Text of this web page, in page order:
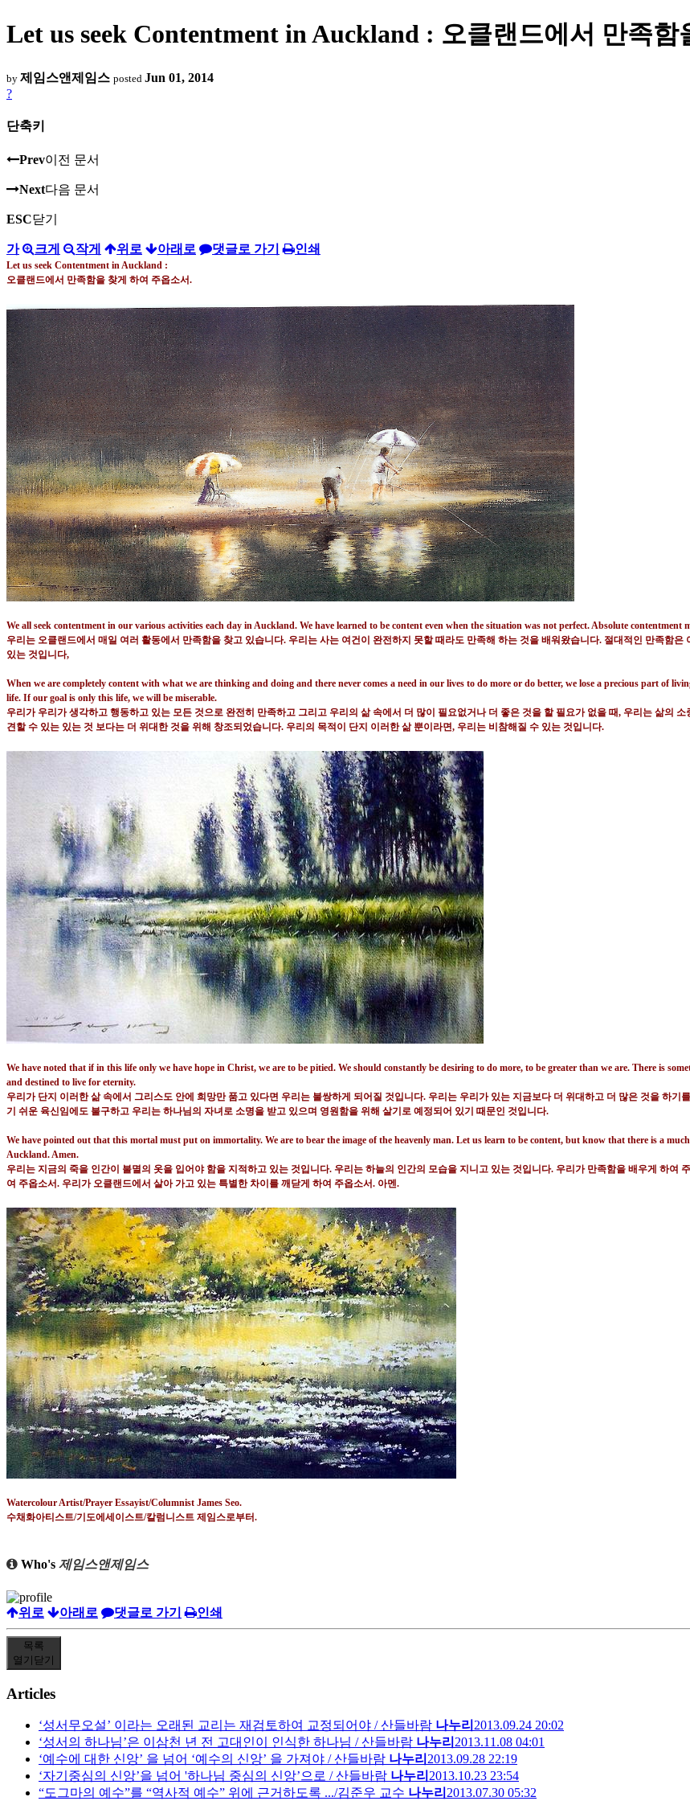
Let us seek Contentment in Auckland : 오클랜드에서 만족
by 제임스앤제임스 posted Jun 01, 2014
?
단축키
Prev이전 문서
Next다음 문서
ESC닫기
가 크게 작게 위로 아래로 댓글로 가기 인쇄
Let us seek Contentment in Auckland :
오클랜드에서 만족함을 찾게 하여 주옵소서.
We all seek contentment in our various activities each day in Auckland. We have learned to be content even when the situation was not perfect. Absolute
우리는 오클랜드에서 매일 여러 활동에서 만족함을 찾고 있습니다. 우리는 사는 여건이 완전하지 못할 때라도 만족해 하는 것을 배워왔습니다. 절대적인 만족함은
있는 것입니다,
When we are completely content with what we are thinking and doing and there never comes a need in our lives to do more or do better, we lose a precious part of
life. If our goal is only this life, we will be miserable.
우리가 우리가 생각하고 행동하고 있는 모든 것으로 완전히 만족하고 그리고 우리의 삶 속에서 더 많이 필요없거나 더 좋은 것을 할 필요가 없을 때, 우리는 삶의 소
견할 수 있는 있는 것 보다는 더 위대한 것을 위해 창조되었습니다. 우리의 목적이 단지 이러한 삶 뿐이라면, 우리는 비참해질 수 있는 것입니다.
We have noted that if in this life only we have hope in Christ, we are to be pitied. We should constantly be desiring to do more, to be greater than we are. There is
and destined to live for eternity.
우리가 단지 이러한 삶 속에서 그리스도 안에 희망만 품고 있다면 우리는 불쌍하게 되어질 것입니다. 우리는 우리가 있는 지금보다 더 위대하고 더 많은 것을 하기
기 쉬운 육신임에도 불구하고 우리는 하나님의 자녀로 소명을 받고 있으며 영원함을 위해 살기로 예정되어 있기 때문인 것입니다.
We have pointed out that this mortal must put on immortality. We are to bear the image of the heavenly man. Let us learn to be content, but know that there is a
Auckland. Amen.
우리는 지금의 죽을 인간이 불멸의 옷을 입어야 함을 지적하고 있는 것입니다. 우리는 하늘의 인간의 모습을 지니고 있는 것입니다. 우리가 만족함을 배우게 하여
여 주옵소서. 우리가 오클랜드에서 살아 가고 있는 특별한 차이를 깨닫게 하여 주옵소서. 아멘.
Watercolour Artist/Prayer Essayist/Columnist James Seo.
수채화아티스트/기도에세이스트/칼럼니스트 제임스로부터.
Who's 제임스앤제임스
위로 아래로 댓글로 가기 인쇄
목록
열기 닫기
Articles
‘성서무오설’ 이라는 오래된 교리는 재검토하여 교정되어야 / 산들바람 나누리 2013.09.24 20:02
‘성서의 하나님’은 이삼천 년 전 고대인이 인식한 하나님 / 산들바람 나누리 2013.11.08 04:01
‘예수에 대한 신앙’ 을 넘어 ‘예수의 신앙’ 을 가져야 / 산들바람 나누리 2013.09.28 22:19
‘자기중심의 신앙’을 넘어 '하나님 중심의 신앙’으로 / 산들바람 나누리 2013.10.23 23:54
“도그마의 예수”를 “역사적 예수” 위에 근거하도록 .../김준우 교수 나누리 2013.07.30 05:32